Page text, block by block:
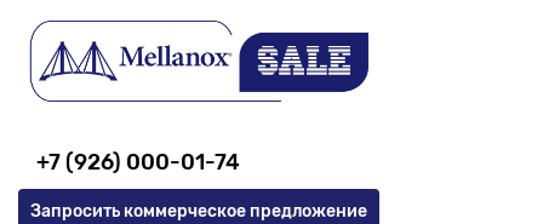
+7 (926) 000-01-74
Запросить коммерческое предложение